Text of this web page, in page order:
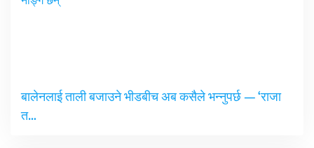
बालेनलाई ताली बजाउने भीडबीच अब कसैले भन्नुपर्छ — ‘राजा
त…